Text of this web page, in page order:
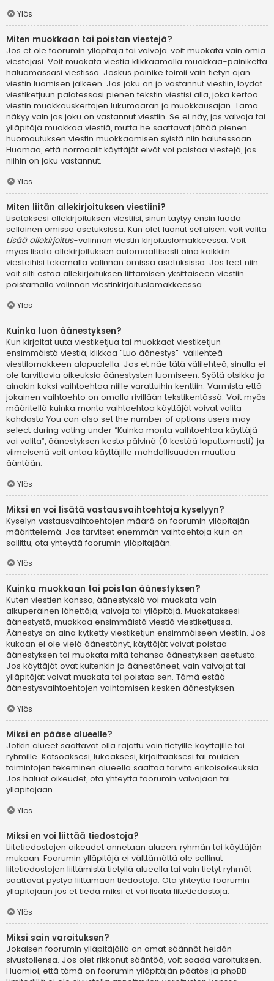
Ylös
Miten muokkaan tai poistan viestejä?
Jos et ole foorumin ylläpitäjä tai valvoja, voit muokata vain omia
viestejäsi. Voit muokata viestiä klikkaamalla muokkaa-painiketta
haluamassasi viestissä. Joskus painike toimii vain tietyn ajan
viestin luomisen jälkeen. Jos joku on jo vastannut viestiin, löydät
viestiketjuun palatessasi pienen tekstin viestisi alla, joka kertoo
viestin muokkauskertojen lukumäärän ja muokkausajan. Tämä
näkyy vain jos joku on vastannut viestiin. Se ei näy, jos valvoja tai
ylläpitäjä muokkaa viestiä, mutta he saattavat jättää pienen
huomautuksen viestin muokkaamisen syistä niin halutessaan.
Huomaa, että normaalit käyttäjät eivät voi poistaa viestejä, jos
niihin on joku vastannut.
Ylös
Miten liitän allekirjoituksen viestiini?
Lisätäksesi allekirjoituksen viestiisi, sinun täytyy ensin luoda
sellainen omissa asetuksissa. Kun olet luonut sellaisen, voit valita
Lisää allekirjoitus-valinnan viestin kirjoituslomakkeessa. Voit
myös lisätä allekirjoituksen automaattisesti aina kaikkiin
viesteihisi tekemällä valinnan omissa asetuksissa. Jos teet niin,
voit silti estää allekirjoituksen liittämisen yksittäiseen viestiin
poistamalla valinnan viestinkirjoituslomakkeessa.
Ylös
Kuinka luon äänestyksen?
Kun kirjoitat uuta viestiketjua tai muokkaat viestiketjun
ensimmäistä viestiä, klikkaa "Luo äänestys"-välilehteä
viestilomakkeen alapuolella. Jos et näe tätä välilehteä, sinulla ei
ole tarvittavia oikeuksia äänestysten luomiseen. Syötä otsikko ja
ainakin kaksi vaihtoehtoa niille varattuihin kenttiin. Varmista että
jokainen vaihtoehto on omalla rivillään tekstikentässä. Voit myös
määritellä kuinka monta vaihtoehtoa käyttäjät voivat valita
kohdasta You can also set the number of options users may
select during voting under “Kuinka monta vaihtoehtoa käyttäjä
voi valita”, äänestyksen kesto päivinä (0 kestää loputtomasti) ja
viimeisenä voit antaa käyttäjille mahdollisuuden muuttaa
ääntään.
Ylös
Miksi en voi lisätä vastausvaihtoehtoja kyselyyn?
Kyselyn vastausvaihtoehtojen määrä on foorumin ylläpitäjän
määrittelemä. Jos tarvitset enemmän vaihtoehtoja kuin on
sallittu, ota yhteyttä foorumin ylläpitäjään.
Ylös
Kuinka muokkaan tai poistan äänestyksen?
Kuten viestien kanssa, äänestyksiä voi muokata vain
alkuperäinen lähettäjä, valvoja tai ylläpitäjä. Muokataksesi
äänestystä, muokkaa ensimmäistä viestiä viestiketjussa.
Äänestys on aina kytketty viestiketjun ensimmäiseen viestiin. Jos
kukaan ei ole vielä äänestänyt, käyttäjät voivat poistaa
äänestyksen tai muokata mitä tahansa äänestyksen asetusta.
Jos käyttäjät ovat kuitenkin jo äänestäneet, vain valvojat tai
ylläpitäjät voivat muokata tai poistaa sen. Tämä estää
äänestysvaihtoehtojen vaihtamisen kesken äänestyksen.
Ylös
Miksi en pääse alueelle?
Jotkin alueet saattavat olla rajattu vain tietyille käyttäjille tai
ryhmille. Katsoaksesi, lukeaksesi, kirjoittaaksesi tai muiden
toimintojen tekeminen alueella saattaa tarvita erikoisoikeuksia.
Jos haluat oikeudet, ota yhteyttä foorumin valvojaan tai
ylläpitäjään.
Ylös
Miksi en voi liittää tiedostoja?
Liitetiedostojen oikeudet annetaan alueen, ryhmän tai käyttäjän
mukaan. Foorumin ylläpitäjä ei välttämättä ole sallinut
liitetiedostojen liittämistä tietyllä alueella tai vain tietyt ryhmät
saattavat pystyä liittämään tiedostoja. Ota yhteyttä foorumin
ylläpitäjään jos et tiedä miksi et voi lisätä liitetiedostoja.
Ylös
Miksi sain varoituksen?
Jokaisen foorumin ylläpitäjällä on omat säännöt heidän
sivustollensa. Jos olet rikkonut sääntöä, voit saada varoituksen.
Huomioi, että tämä on foorumin ylläpitäjän päätös ja phpBB